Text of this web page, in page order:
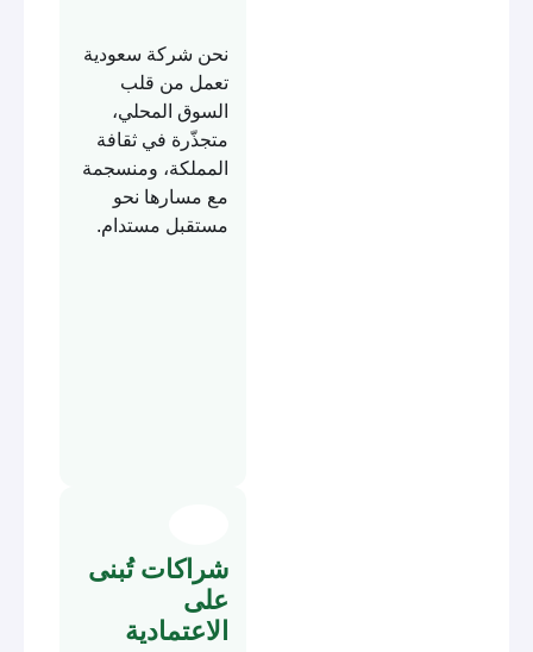
نحن شركة سعودية
تعمل من قلب
السوق المحلي،
متجذّرة في ثقافة
المملكة، ومنسجمة
مع مسارها نحو
مستقبل مستدام.
شراكات تُبنى
على
الاعتمادية